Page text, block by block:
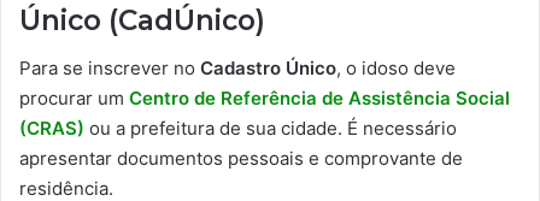
Único (CadÚnico)
Para se inscrever no Cadastro Único, o idoso deve
procurar um Centro de Referência de Assistência Social
(CRAS) ou a prefeitura de sua cidade. É necessário
apresentar documentos pessoais e comprovante de
residência.